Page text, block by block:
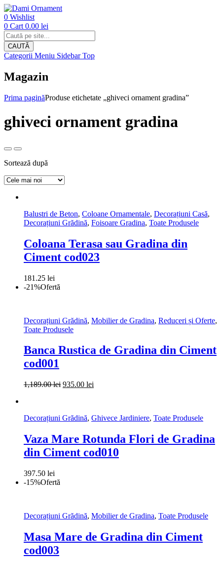
Dami
pentru
Casa
si
0 Wishlist
0 Cart 0.00 lei
Products
search
CAUTĂ
Categorii Meniu Sidebar Top
Magazin
Prima paginăProduse etichetate „ghiveci ornament gradina”
ghiveci ornament gradina
Sortează după
Balustri de Beton, Coloane Ornamentale, Decorațiuni Casă,
Decorațiuni Grădină, Foisoare Gradina, Toate Produsele
Coloana Terasa sau Gradina din
Ciment cod023
181.25 lei
-21%Ofertă
Decorațiuni Grădină, Mobilier de Gradina, Reduceri și Oferte,
Toate Produsele
Banca Rustica de Gradina din Ciment
cod001
1,189.00lei Prețul
1,189.00 lei.
935.00 lei
Decorațiuni Grădină, Ghivece Jardiniere, Toate Produsele
Vaza Mare Rotunda Flori de Gradina
din Ciment cod010
397.50 lei
-15%Ofertă
Decorațiuni Grădină, Mobilier de Gradina, Toate Produsele
Masa Mare de Gradina din Ciment
cod003